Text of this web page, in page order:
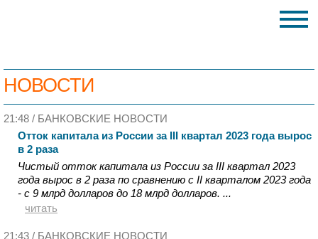
НОВОСТИ
21:48 / БАНКОВСКИЕ НОВОСТИ
Отток капитала из России за III квартал 2023 года вырос
в 2 раза
Чистый отток капитала из России за III квартал 2023
года вырос в 2 раза по сравнению с II кварталом 2023 года
- с 9 млрд долларов до 18 млрд долларов. ...
читать
21:43 / БАНКОВСКИЕ НОВОСТИ